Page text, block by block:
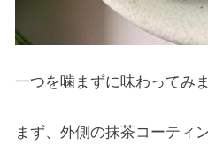
一つを噛まずに味わってみま
まず、外側の抹茶コーティ